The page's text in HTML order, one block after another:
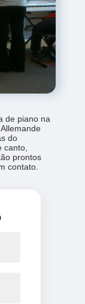
de piano na
do
canto,
prontos
contato.